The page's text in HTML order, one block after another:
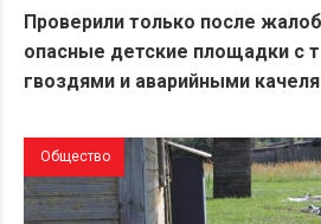
Проверили только после
опасные детские площадки с
гвоздями и аварийными
Общество